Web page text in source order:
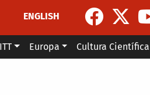
ENGLISH
Europa Cultura Científica